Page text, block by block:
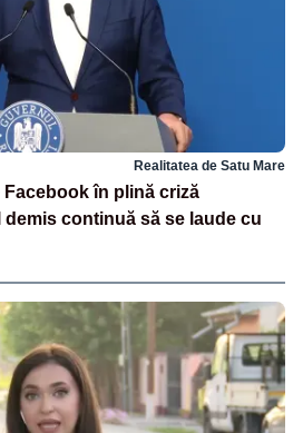
Realitatea de Satu Mare
Facebook în plină criză
continuă să se laude cu